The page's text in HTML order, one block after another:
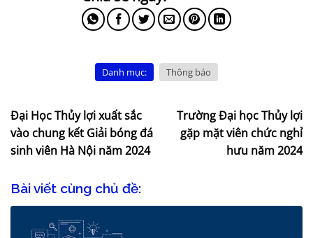
Danh mục: Thông báo
Đại Học Thủy lợi xuất sắc
vào chung kết Giải bóng đá
sinh viên Hà Nội năm 2024
Trường Đại học Thủy lợi
gặp mặt viên chức nghỉ
hưu năm 2024
Bài viết cùng chủ đề: